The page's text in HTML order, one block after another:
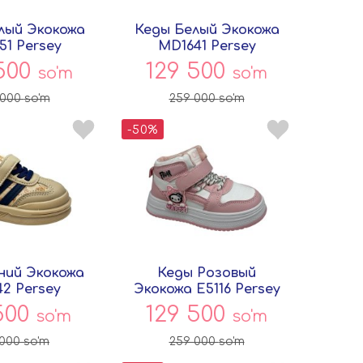
Экокожа
Persey
so'm
so'm
Кеды Белый Экокожа
MD1641 Persey
129 500 so'm
259 000so'm
Экокожа
Persey
so'm
so'm
-50%
Кеды Розовый
Экокожа E5116 Persey
129 500 so'm
259 000so'm